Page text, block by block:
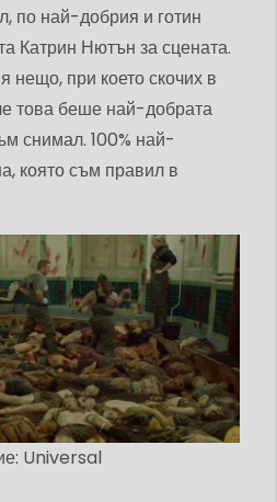
по най-добрия и готин
Катрин Нютън за сцената.
нещо, при което скочих в
това беше най-добрата
снимал. 100% най-
която съм правил в
Universal